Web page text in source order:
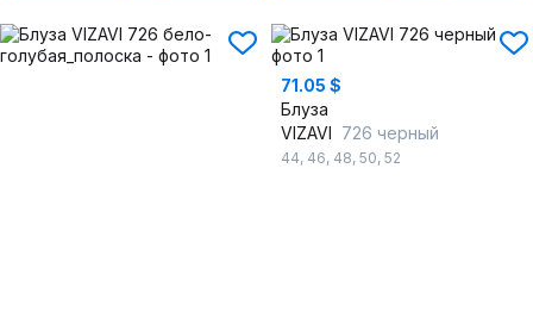
71.05 $
Блуза
VIZAVI 726 черный
44, 46, 48, 50, 52